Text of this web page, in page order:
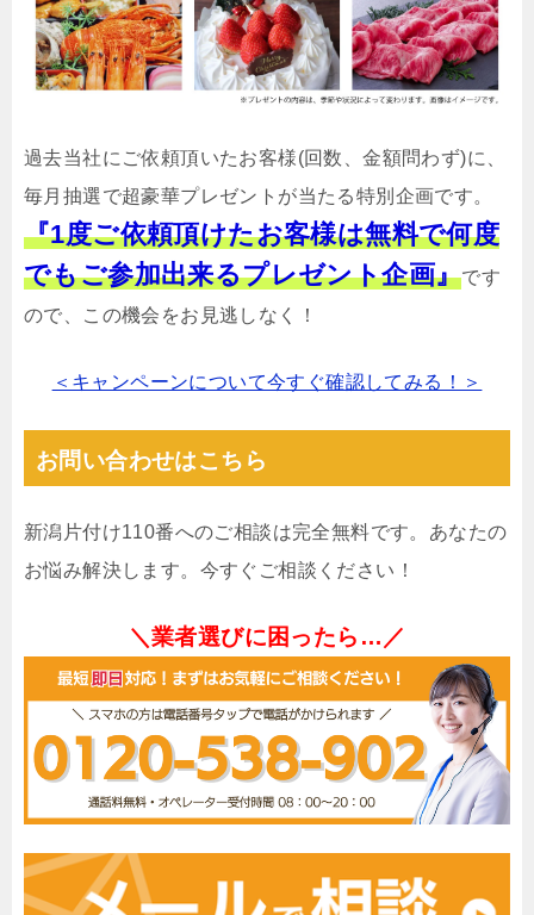
過去当社にご依頼頂いたお客様(回数、金額問わず)に、
毎月抽選で超豪華プレゼントが当たる特別企画です。
『1度ご依頼頂けたお客様は無料で何度
でもご参加出来るプレゼント企画』です
ので、この機会をお見逃しなく！
＜キャンペーンについて今すぐ確認してみる！＞
お問い合わせはこちら
新潟片付け110番へのご相談は完全無料です。あなたの
お悩み解決します。今すぐご相談ください！
＼業者選びに困ったら…／